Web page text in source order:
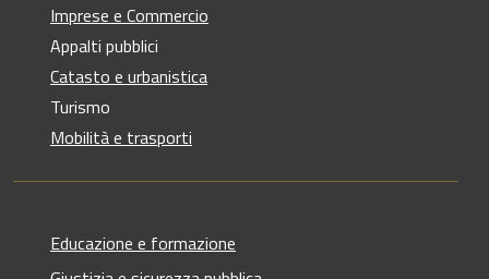
Imprese e Commercio
Appalti pubblici
Catasto e urbanistica
Turismo
Mobilità e trasporti
Educazione e formazione